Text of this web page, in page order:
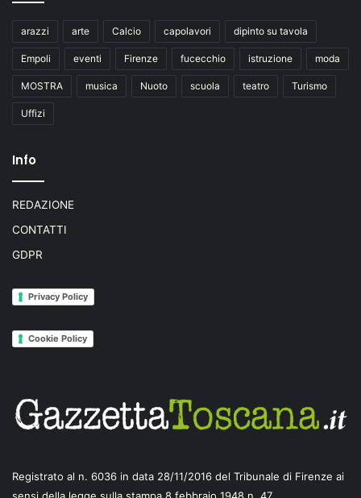
arazzi arte Calcio capolavori dipinto su tavola
Empoli eventi Firenze fucecchio istruzione moda
MOSTRA musica Nuoto scuola teatro Turismo
Uffizi
Info
REDAZIONE
CONTATTI
GDPR
Privacy Policy
Cookie Policy
Registrato al n. 6036 in data 28/11/2016 del Tribunale di Firenze ai